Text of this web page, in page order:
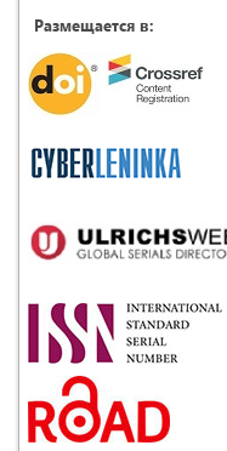
Размещается в: